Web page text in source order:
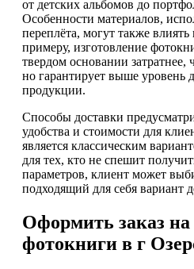
от детских альбомов до
Особенности материалов,
переплёта, могут также
примеру, изготовление
твердом основании
но гарантирует выше уровень
продукции.
Способы доставки
удобства и стоимости для
является классическим
для тех, кто не спешит
параметров, клиент может
подходящий для себя вариант
Оформить заказ на
фотокниги в г